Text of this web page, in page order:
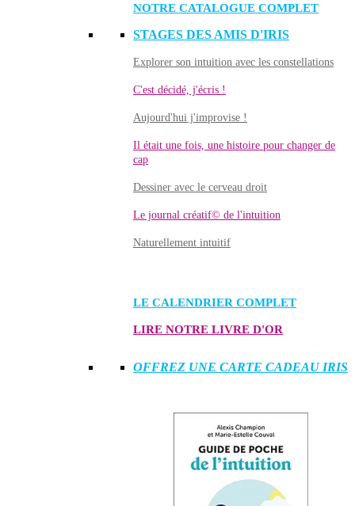
NOTRE CATALOGUE COMPLET
STAGES DES AMIS D'IRIS
Explorer son intuition avec les constellations
C'est décidé, j'écris !
Aujourd'hui j'improvise !
Il était une fois, une histoire pour changer de
cap
Dessiner avec le cerveau droit
Le journal créatif© de l'intuition
Naturellement intuitif
LE CALENDRIER COMPLET
LIRE NOTRE LIVRE D'OR
OFFREZ UNE CARTE CADEAU IRIS